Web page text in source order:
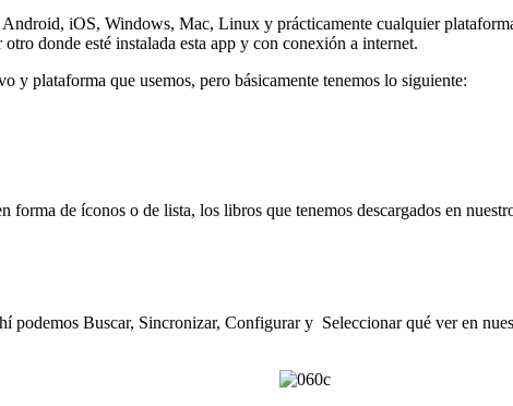
iOS, Windows, Mac, Linux y prácticamente cualquier
donde esté instalada esta app y con conexión a internet.
y plataforma que usemos, pero básicamente tenemos lo siguiente:
de íconos o de lista, los libros que tenemos descargados en
podemos Buscar, Sincronizar, Configurar y Seleccionar qué ver en